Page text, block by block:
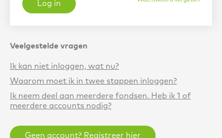
Log in
Veelgestelde vragen
Ik kan niet inloggen, wat nu?
Waarom moet ik in twee stappen inloggen?
Ik neem deel aan meerdere fondsen. Heb ik 1 of
meerdere accounts nodig?
Geen account? Registreer hier